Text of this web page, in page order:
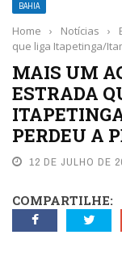
BAHIA
Home › Notícias ›
que liga Itapetinga/
MAIS UM
ESTRADA
PERDEU A
12 DE JULHO DE
COMPARTILHE: